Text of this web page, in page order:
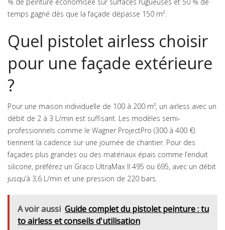
temps gagné dès que la façade dépasse 150 m².
Quel pistolet airless choisir
pour une façade extérieure
?
Pour une maison individuelle de 100 à 200 m², un airless avec un
débit de 2 à 3 L/min est suffisant. Les modèles semi-
professionnels comme le Wagner ProjectPro (300 à 400 €)
tiennent la cadence sur une journée de chantier. Pour des
façades plus grandes ou des matériaux épais comme l’enduit
silicone, préférez un Graco UltraMax II 495 ou 695, avec un débit
jusqu’à 3,6 L/min et une pression de 220 bars.
A voir aussi Guide complet du pistolet peinture : tu
to airless et conseils d'utilisation